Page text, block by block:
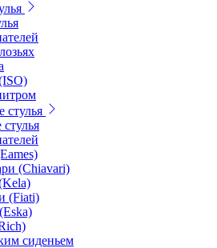
стулья
(Chiavari)
(Fiati)
сиденьем